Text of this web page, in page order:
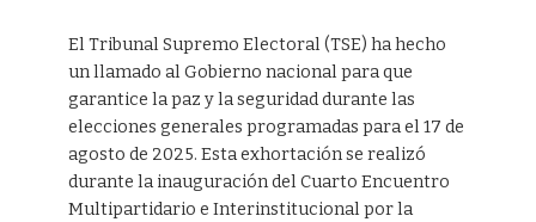
El Tribunal Supremo Electoral (TSE) ha hecho
un llamado al Gobierno nacional para que
garantice la paz y la seguridad durante las
elecciones generales programadas para el 17 de
agosto de 2025. Esta exhortación se realizó
durante la inauguración del Cuarto Encuentro
Multipartidario e Interinstitucional por la